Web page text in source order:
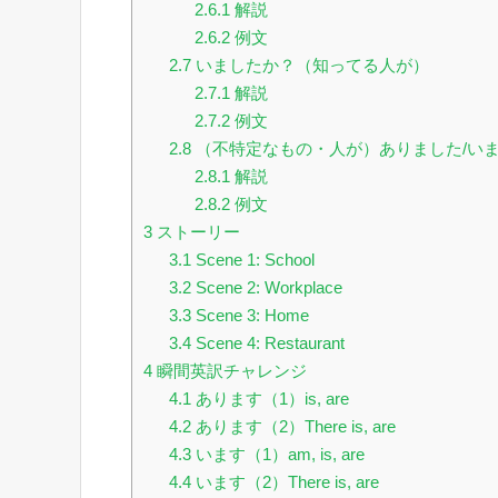
2.6.1 解説
2.6.2例文
2.7いましたか？（知ってる人が）
2.7.1 解説
2.7.2例文
2.8（不特定なもの・人が）ありました/い
2.8.1 解説
2.8.2例文
3 ストーリー
3.1 Scene 1: School
3.2Scene 2: Workplace
3.3Scene 3: Home
3.4Scene 4: Restaurant
4 瞬間英訳チャレンジ
4.1 あります（1）is, are
4.2あります（2）There is, are
4.3います（1）am, is, are
4.4います（2）There is, are